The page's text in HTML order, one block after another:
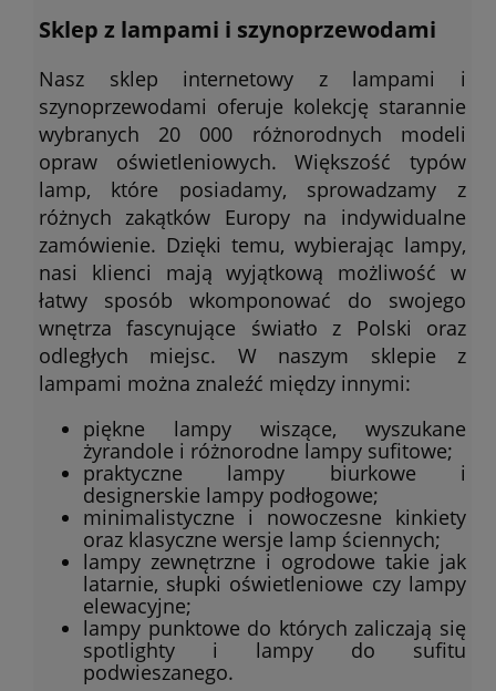
Sklep z lampami i szynoprzewodami
Nasz sklep internetowy z lampami i
szynoprzewodami oferuje kolekcję starannie
wybranych 20 000 różnorodnych modeli
opraw oświetleniowych. Większość typów
lamp, które posiadamy, sprowadzamy z
różnych zakątków Europy na indywidualne
zamówienie. Dzięki temu, wybierając lampy,
nasi klienci mają wyjątkową możliwość w
łatwy sposób wkomponować do swojego
wnętrza fascynujące światło z Polski oraz
odległych miejsc. W naszym sklepie z
lampami można znaleźć między innymi:
piękne lampy wiszące, wyszukane
żyrandole i różnorodne lampy sufitowe;
praktyczne lampy biurkowe i
designerskie lampy podłogowe;
minimalistyczne i nowoczesne kinkiety
oraz klasyczne wersje lamp ściennych;
lampy zewnętrzne i ogrodowe takie jak
latarnie, słupki oświetleniowe czy lampy
elewacyjne;
lampy punktowe do których zaliczają się
spotlighty i lampy do sufitu
podwieszanego.